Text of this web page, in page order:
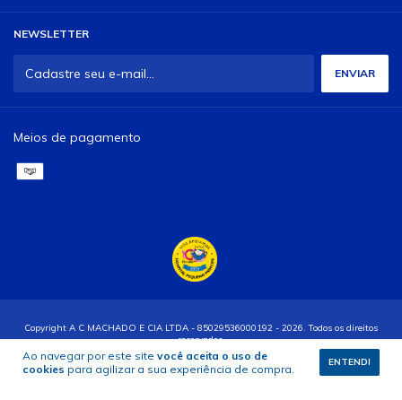
Ao navegar por este site você aceita o uso de
cookies para agilizar a sua experiência de compra.
ENTENDI
NEWSLETTER
Meios de pagamento
Copyright A C MACHADO E CIA LTDA - 85029536000192 - 2026. Todos os direitos
reservados.